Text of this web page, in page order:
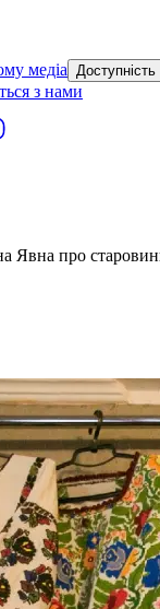
медіа Доступність
з нами
Явна про